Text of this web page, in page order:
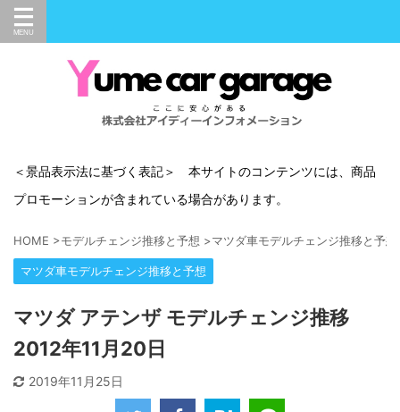
＜景品表示法に基づく表記＞ 本サイトのコンテンツには、商品
プロモーションが含まれている場合があります。
HOME >モデルチェンジ推移と予想 >マツダ車モデルチェンジ推移と予想
マツダ車モデルチェンジ推移と予想
マツダ アテンザ モデルチェンジ推移
2012年11月20日
2019年11月25日